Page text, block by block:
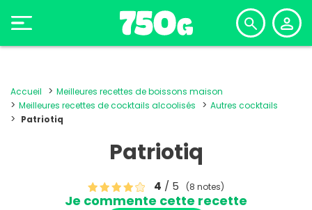
Accueil
Meilleures recettes de boissons maison
Meilleures recettes de cocktails alcoolisés
Autres cocktails
Patriotiq
Patriotiq
4 / 5 (8 notes)
Je commente cette recette